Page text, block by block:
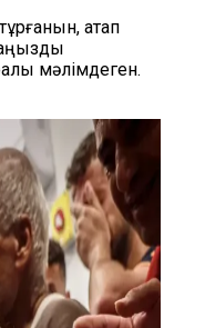
атап
мәлімдеген.